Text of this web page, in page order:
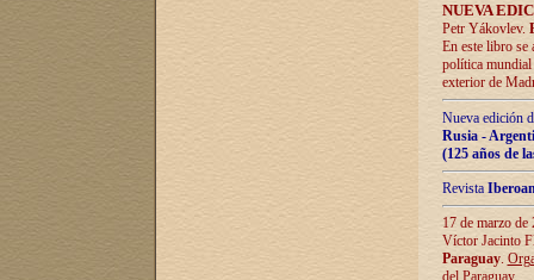
NUEVA
Petr Yákovlev.
En este libro se
política mundial
exterior de
Nueva edición
Rusia -
(125 años de
Revista
17 de marzo
Víctor Jacinto
Paraguay.
del Paraguay.